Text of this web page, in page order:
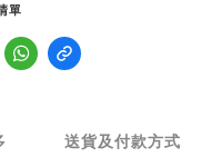
單
送貨及付款方式